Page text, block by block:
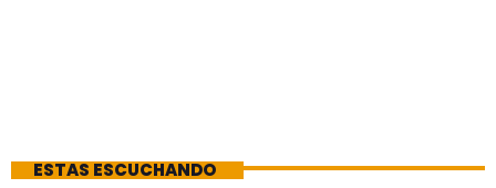
ESTAS ESCUCHANDO